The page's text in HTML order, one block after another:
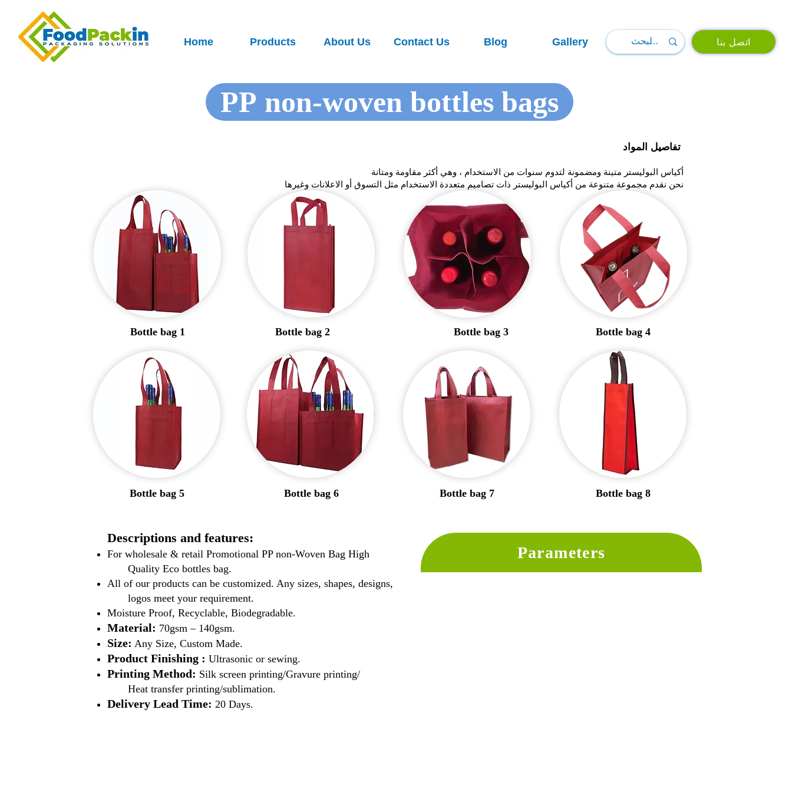
Home Products About Us Contact Us Blog Gallery اتصل بنا
PP non-woven bottles bags
أكياس البوليستر متينة ومضمونة لتدوم سنوات من الاستخدام ، وهي أكثر مقاومة ومتانة
نحن نقدم مجموعة متنوعة من أكياس البوليستر ذات تصاميم متعددة الاستخدام مثل التسوق أو الاعلانات وغيرها
Bottle bag 1 Bottle bag 2 Bottle bag 3 Bottle bag 4
Bottle bag 5 Bottle bag 6 Bottle bag 7 Bottle bag 8
Descriptions and features:
For wholesale & retail Promotional PP non-Woven Bag High
Quality Eco bottles bag.
All of our products can be customized. Any sizes, shapes, designs,
logos meet your requirement.
Moisture Proof, Recyclable, Biodegradable.
Material: 70gsm – 140gsm.
Size: Any Size, Custom Made.
Product Finishing : Ultrasonic or sewing.
Printing Method: Silk screen printing/Gravure printing/
Heat transfer printing/sublimation.
Delivery Lead Time: 20 Days.
Parameters